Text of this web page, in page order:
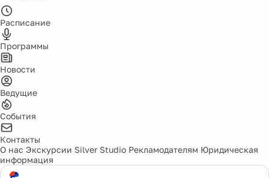
Расписание
Программы
Новости
Ведущие
События
Контакты
О нас Экскурсии Silver Studio Рекламодателям Юридическая
информация